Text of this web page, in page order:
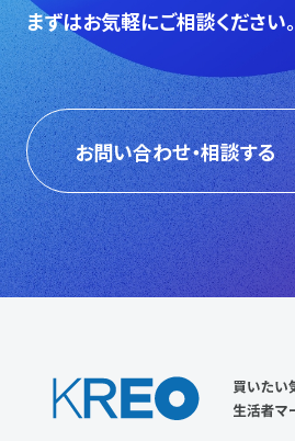
まずはお気軽にご相談ください。
お問い合わせ・相談する